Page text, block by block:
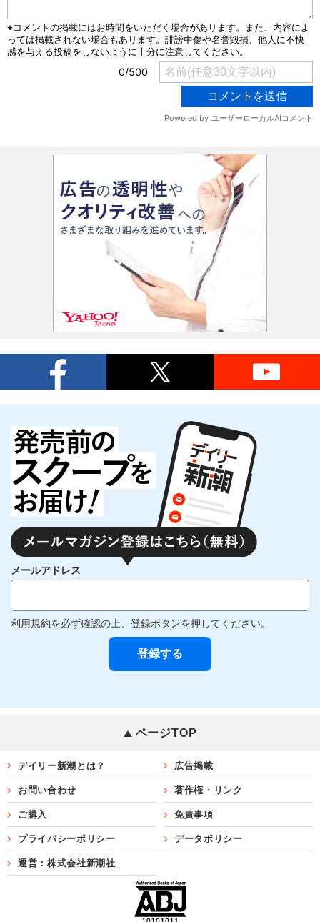
メールアドレス
利用規約を必ず確認の上、登録ボタンを押してください。
ページTOP
デイリー新潮とは？ 広告掲載
お問い合わせ 著作権・リンク
ご購入 免責事項
プライバシーポリシー データポリシー
運営：株式会社新潮社